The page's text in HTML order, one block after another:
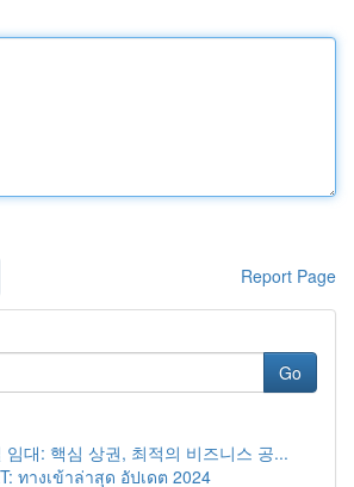
Report Page
Go
임대: 핵심 상권, 최적의 비즈니스 공...
ทางเข้าล่าสุด อัปเดต 2024